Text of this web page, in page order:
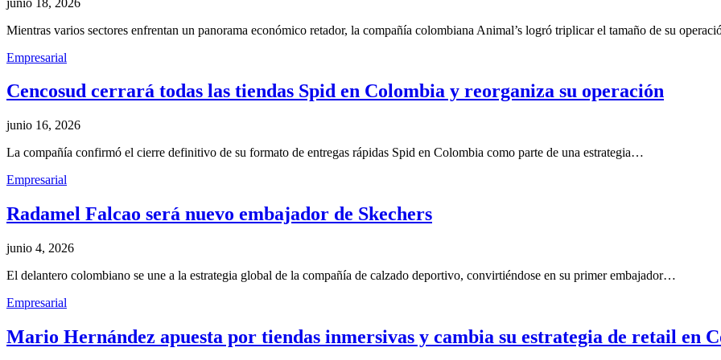
Mientras varios sectores enfrentan un panorama económico retador, la compañía colombiana Animal’s logró triplicar el tamaño de su
Empresarial
Cencosud cerrará todas las tiendas Spid en Colombia y reorganiza su operación
junio 16, 2026
La compañía confirmó el cierre definitivo de su formato de entregas rápidas Spid en Colombia como parte de una estrategia…
Empresarial
Radamel Falcao será nuevo embajador de Skechers
junio 4, 2026
El delantero colombiano se une a la estrategia global de la compañía de calzado deportivo, convirtiéndose en su primer embajador…
Empresarial
Mario Hernández apuesta por tiendas inmersivas y cambia su estrategia de retail en